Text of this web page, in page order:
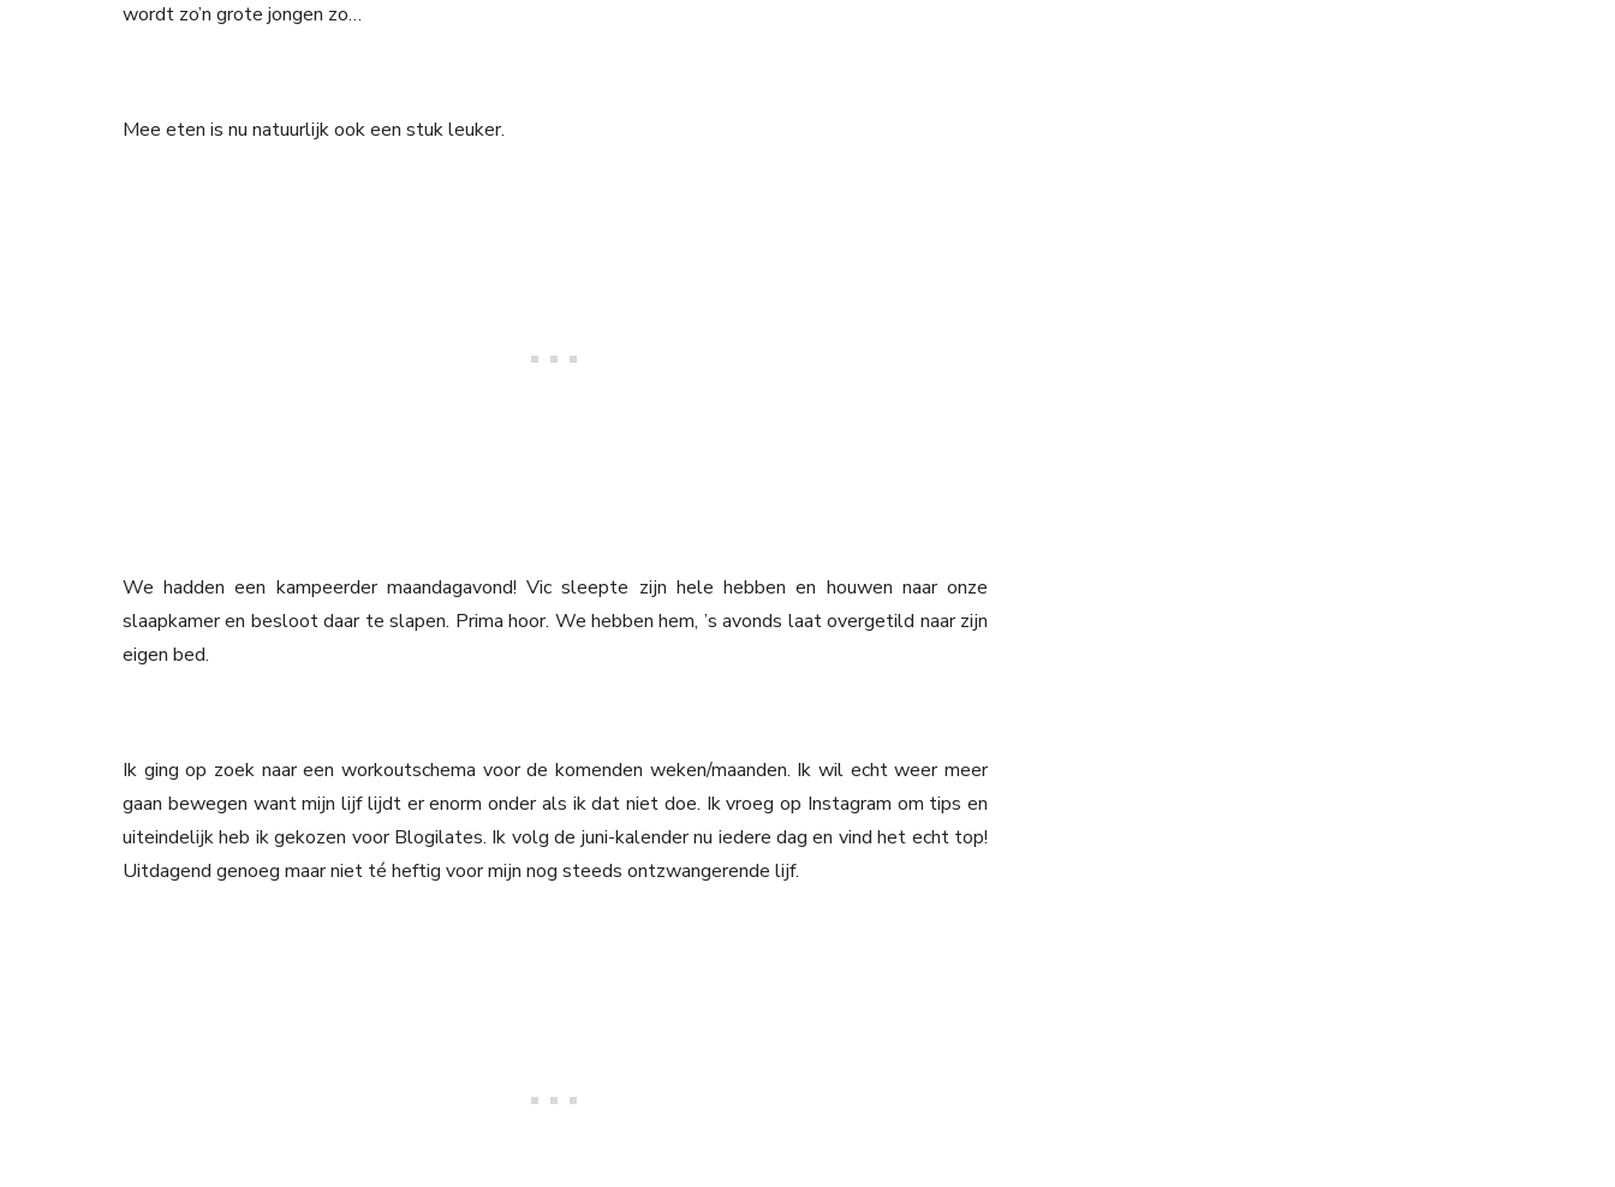
wordt zo’n grote jongen zo…
Mee eten is nu natuurlijk ook een stuk leuker.
We hadden een kampeerder maandagavond! Vic sleepte zijn hele hebben en houwen naar onze
slaapkamer en besloot daar te slapen. Prima hoor. We hebben hem, ’s avonds laat overgetild naar zijn
eigen bed.
Ik ging op zoek naar een workoutschema voor de komenden weken/maanden. Ik wil echt weer meer
gaan bewegen want mijn lijf lijdt er enorm onder als ik dat niet doe. Ik vroeg op Instagram om tips en
uiteindelijk heb ik gekozen voor Blogilates. Ik volg de juni-kalender nu iedere dag en vind het echt top!
Uitdagend genoeg maar niet té heftig voor mijn nog steeds ontzwangerende lijf.